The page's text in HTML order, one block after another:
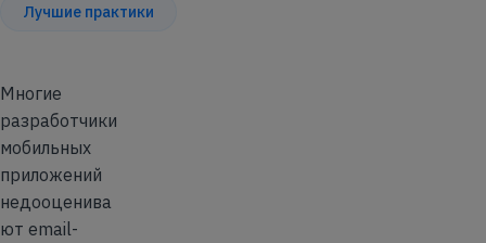
Лучшие практики
Многие
разработчики
мобильных
приложений
недооценива
ют email-